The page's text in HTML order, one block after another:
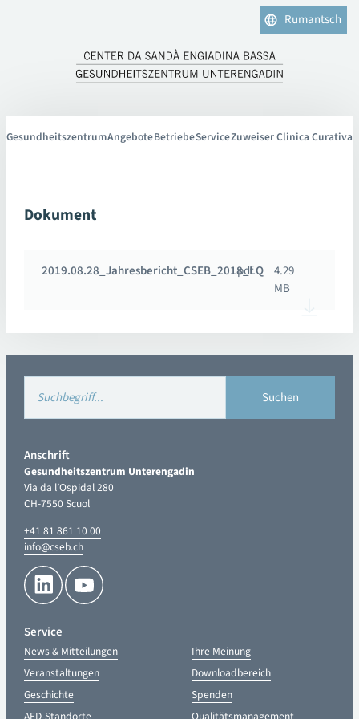
Rumantsch
GesundheitszentrumAngeboteBetriebeServiceZuweiser Clinica Curativa
Dokument
2019.08.28_Jahresbericht_CSEB_2018_LQ
pdf
4.29
MB
Anschrift
Gesundheitszentrum Unterengadin
Via da l’Ospidal 280
CH-7550 Scuol
+41 81 861 10 00
info@cseb.ch
Service
News & Mitteilungen
Veranstaltungen
Geschichte
Ihre Meinung
Downloadbereich
Spenden